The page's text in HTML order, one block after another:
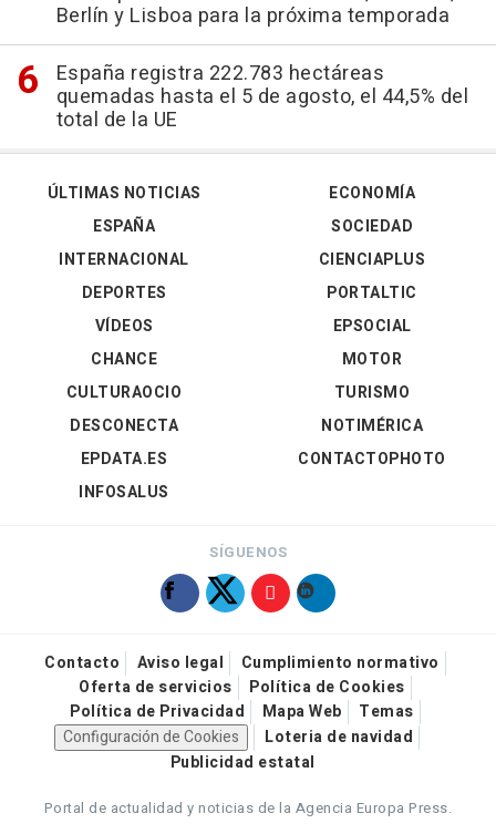
Berlín y Lisboa para la próxima temporada
España registra 222.783 hectáreas
quemadas hasta el 5 de agosto, el 44,5% del
total de la UE
ÚLTIMAS NOTICIAS
ESPAÑA
INTERNACIONAL
DEPORTES
VÍDEOS
ECONOMÍA
SOCIEDAD
CIENCIAPLUS
PORTALTIC
EPSOCIAL
CHANCE
CULTURAOCIO
DESCONECTA
EPDATA.ES
INFOSALUS
MOTOR
TURISMO
NOTIMÉRICA
CONTACTOPHOTO
SÍGUENOS
Contacto Aviso legal
Cumplimiento normativo
Oferta de servicios
Política de Cookies
Política de Privacidad
Mapa Web
Temas
Configuración de Cookies
Loteria de navidad
Publicidad estatal
Portal de actualidad y noticias de la Agencia Europa Press.